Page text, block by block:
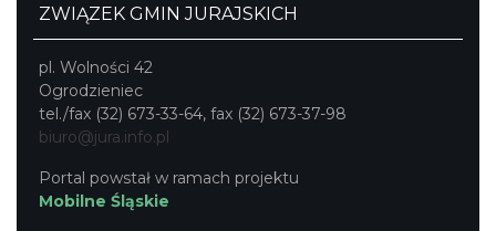
ZWIĄZEK GMIN JURAJSKICH
pl. Wolności 42
Ogrodzieniec
tel./fax (32) 673-33-64, fax (32) 673-37-98
biuro@jura.info.pl
Portal powstał w ramach projektu
Mobilne Śląskie